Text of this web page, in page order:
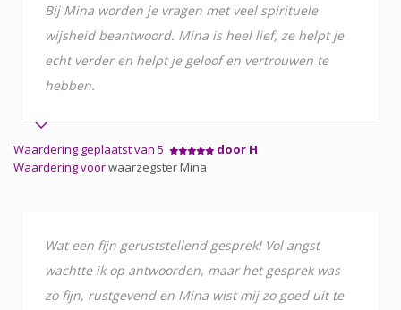
Bij Mina worden je vragen met veel spirituele
wijsheid beantwoord. Mina is heel lief, ze helpt je
echt verder en helpt je geloof en vertrouwen te
hebben.
Waardering geplaatst van 5
door H
Waardering voorwaarzegster Mina
Wat een fijn geruststellend gesprek! Vol angst
wachtte ik op antwoorden, maar het gesprek was
zo fijn, rustgevend en Mina wist mij zo goed uit te